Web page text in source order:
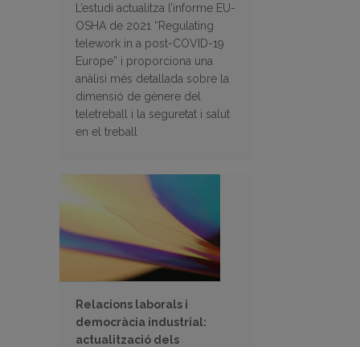
L’estudi actualitza l’informe EU-
OSHA de 2021 “Regulating
telework in a post-COVID-19
Europe” i proporciona una
anàlisi més detallada sobre la
dimensió de gènere del
teletreball i la seguretat i salut
en el treball
Relacions laborals i
democràcia industrial:
actualització dels